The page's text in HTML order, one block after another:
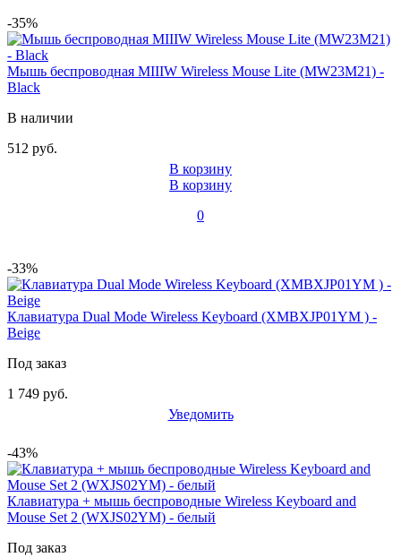
-35%
Мышь беспроводная MIIIW Wireless Mouse Lite (MW23M21) -
Black
В наличии
512 руб.
В корзину
В корзину
0
-33%
Клавиатура Dual Mode Wireless Keyboard (XMBXJP01YM ) -
Beige
Под заказ
1 749 руб.
Уведомить
-43%
Клавиатура + мышь беспроводные Wireless Keyboard and
Mouse Set 2 (WXJS02YM) - белый
Под заказ